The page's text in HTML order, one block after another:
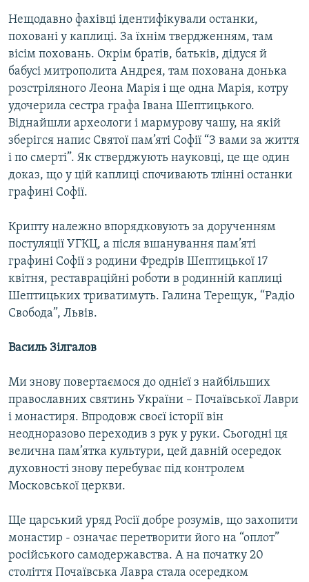
Нещодавно фахівці ідентифікували останки,
поховані у каплиці. За їхнім твердженням, там
вісім поховань. Окрім братів, батьків, дідуся й
бабусі митрополита Андрея, там похована донька
розстріляного Леона Марія і ще одна Марія, котру
удочерила сестра графа Івана Шептицького.
Віднайшли археологи і мармурову чашу, на якій
зберігся напис Святої пам’яті Софії “З вами за життя
і по смерті”. Як стверджують науковці, це ще один
доказ, що у цій каплиці спочивають тлінні останки
графині Софії.
Крипту належно впорядковують за дорученням
постуляції УГКЦ, а після вшанування пам’яті
графині Софії з родини Фредрів Шептицької 17
квітня, реставраційні роботи в родинній каплиці
Шептицьких триватимуть. Галина Терещук, “Радіо
Свобода”, Львів.
Василь Зілгалов
Ми знову повертаємося до однієї з найбільших
православних святинь України – Почаївської Лаври
і монастиря. Впродовж своєї історії він
неодноразово переходив з рук у руки. Сьогодні ця
велична пам’ятка культури, цей давній осередок
духовності знову перебуває під контролем
Московської церкви.
Ще царський уряд Росії добре розумів, що захопити
монастир - означає перетворити його на “оплот”
російського самодержавства. А на початку 20
століття Почаївська Лавра стала осередком